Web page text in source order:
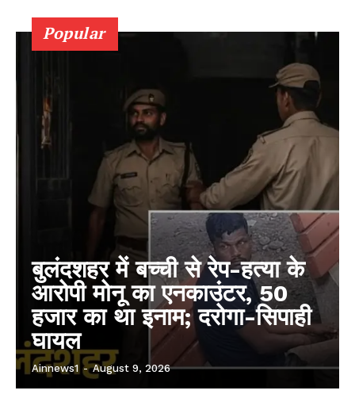
Popular
बुलंदशहर में बच्ची से रेप-हत्या के
आरोपी मोनू का एनकाउंटर, 50
हजार का था इनाम; दरोगा-सिपाही
घायल
Ainnews1 - August 9, 2026